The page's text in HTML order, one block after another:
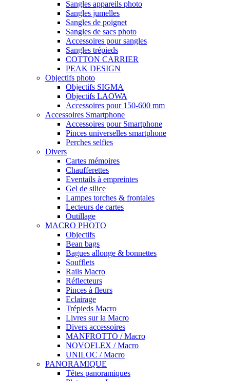
Sangles appareils photo
Sangles jumelles
Sangles de poignet
Sangles de sacs photo
Accessoires pour sangles
Sangles trépieds
COTTON CARRIER
PEAK DESIGN
Objectifs photo
Objectifs SIGMA
Objectifs LAOWA
Accessoires pour 150-600 mm
Accessoires Smartphone
Accessoires pour Smartphone
Pinces universelles smartphone
Perches selfies
Divers
Cartes mémoires
Chaufferettes
Eventails à empreintes
Gel de silice
Lampes torches & frontales
Lecteurs de cartes
Outillage
MACRO PHOTO
Objectifs
Bean bags
Bagues allonge & bonnettes
Soufflets
Rails Macro
Réflecteurs
Pinces à fleurs
Eclairage
Trépieds Macro
Livres sur la Macro
Divers accessoires
MANFROTTO / Macro
NOVOFLEX / Macro
UNILOC / Macro
PANORAMIQUE
Têtes panoramiques